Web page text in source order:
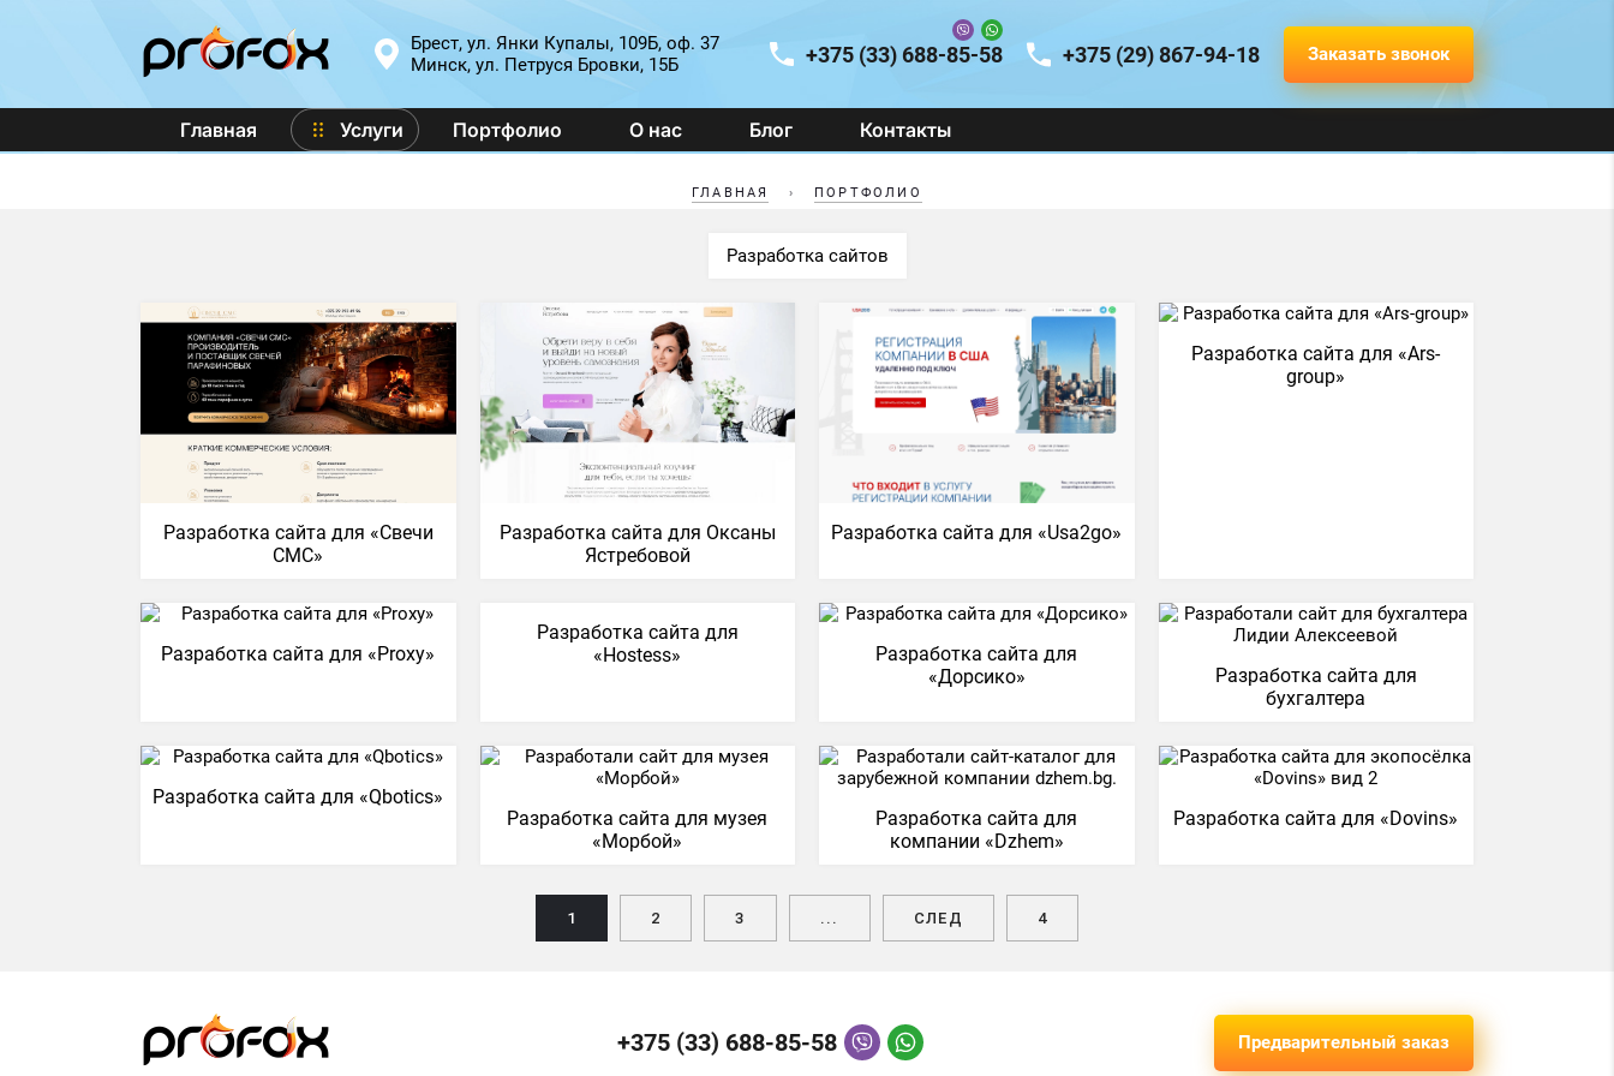
Брест, ул. Янки Купалы, 109Б, оф. 37
Минск, ул. Петруся Бровки, 15Б
+375 (33) 688-85-58 +375 (29) 867-94-18 Заказать звонок
Главная Услуги Портфолио О нас Блог Контакты
ГЛАВНАЯ › ПОРТФОЛИО
Разработка сайтов
Разработка сайта для «Свечи
СМС»
Разработка сайта для Оксаны
Ястребовой
Разработка сайта для «Usa2go»
Разработка сайта для «Ars-
group»
Разработка сайта для «Proxy»
Разработка сайта для
«Hostess»
Разработка сайта для
«Дорсико»
Разработка сайта для
бухгалтера
Разработка сайта для «Qbotics»
Разработка сайта для музея
«Морбой»
Разработка сайта для
компании «Dzhem»
Разработка сайта для «Dovins»
1 2 3 ... СЛЕД 4
+375 (33) 688-85-58 Предварительный заказ